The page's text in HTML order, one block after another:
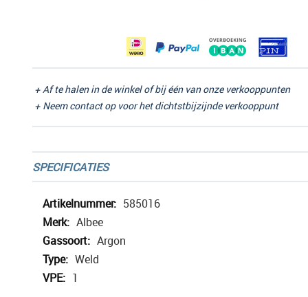
Af te halen in de winkel of bij één van onze verkooppunten
Neem contact op voor het dichtstbijzijnde verkooppunt
SPECIFICATIES
Meer
informatie
585016
Albee
Argon
Weld
1